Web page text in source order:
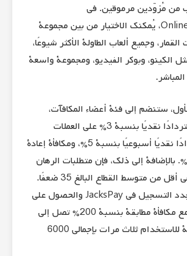
من مُزوّدين مرموقين. في
OnlineCasinoGames، يُمكنك الاختيار من بين مجموعة
وجميع ألعاب الطاولة الأكثر شيوعًا،
الكينو، وبوكر الفيديو، ومجموعة واسعة
ستنضم إلى فئة أعضاء المكافآت،
والتي تمنحك استردادًا نقديًا بنسبة 3% على العملات
الرقمية، واستردادًا نقديًا أسبوعيًا بنسبة 5%، ومكافأة إعادة
شحن بنسبة 25%. بالإضافة إلى ذلك، فإن متطلبات الرهان
هي 30 ضعفًا، وهي أقل من متوسط ​​القطاع البالغ 35 ضعفًا.
يمكن للاعبين الجدد التسجيل في JacksPay والحصول على
باقة إيداع أولى مع مكافأة مطابقة بنسبة 200% تصل إلى
2000 دولار، قابلة للاستخدام ثلاث مرات بإجمالي 6000